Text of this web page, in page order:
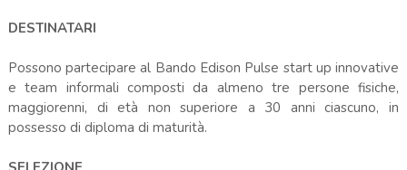
DESTINATARI
Possono partecipare al Bando Edison Pulse start up innovative
e team informali composti da almeno tre persone fisiche,
maggiorenni, di età non superiore a 30 anni ciascuno, in
possesso di diploma di maturità.